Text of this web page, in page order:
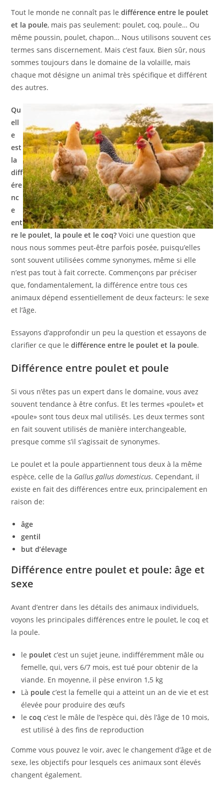
Tout le monde ne connaît pas ledifférence entre le poulet
et la poule, mais pas seulement: poulet, coq, poule… Ou
même poussin, poulet, chapon… Nous utilisons souvent ces
termes sans discernement. Mais c’est faux. Bien sûr, nous
sommes toujours dans le domaine de la volaille, mais
chaque mot désigne un animal très spécifique et différent
des autres.
Qu
ell
e
est
la
diff
ére
nc
e
ent
re le poulet, la poule et le coq? Voici une question que
nous nous sommes peut-être parfois posée, puisqu’elles
sont souvent utilisées comme synonymes, même si elle
n’est pas tout à fait correcte. Commençons par préciser
que, fondamentalement, la différence entre tous ces
animaux dépend essentiellement de deux facteurs: le sexe
et l’âge.
Essayons d’approfondir un peu la question et essayons de
clarifier ce que ledifférence entre le poulet et la poule.
Différence entre poulet et poule
Si vous n’êtes pas un expert dans le domaine, vous avez
souvent tendance à être confus. Et les termes «poulet» et
«poule» sont tous deux mal utilisés. Les deux termes sont
en fait souvent utilisés de manière interchangeable,
presque comme s’il s’agissait de synonymes.
Le poulet et la poule appartiennent tous deux à la même
espèce, celle de la Gallus gallus domesticus. Cependant, il
existe en fait des différences entre eux, principalement en
raison de:
âge
gentil
but d’élevage
Différence entre poulet et poule: âge et
sexe
Avant d’entrer dans les détails des animaux individuels,
voyons les principales différences entre le poulet, le coq et
la poule.
le poulet c’est un sujet jeune, indifféremment mâle ou
femelle, qui, vers 6/7 mois, est tué pour obtenir de la
viande. En moyenne, il pèse environ 1,5 kg
Là poule c’est la femelle qui a atteint un an de vie et est
élevée pour produire des œufs
lecoq c’est le mâle de l’espèce qui, dès l’âge de 10 mois,
est utilisé à des fins de reproduction
Comme vous pouvez le voir, avec le changement d’âge et de
sexe, les objectifs pour lesquels ces animaux sont élevés
changent également.